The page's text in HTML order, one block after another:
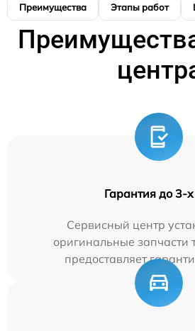
Преимущества Этапы работ
Гарантия до 3-х
Сервисный центр
оригинальные запчасти
предоставляет